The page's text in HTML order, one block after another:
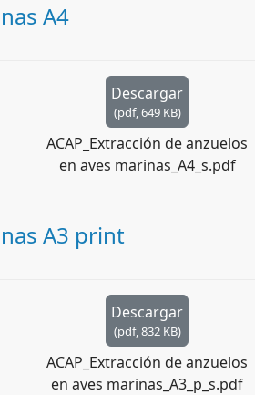
A4
Descargar
(pdf,649 KB)
ACAP_Extracción de anzuelos
en aves marinas_A4_s.pdf
A3 print
Descargar
(pdf,832 KB)
ACAP_Extracción de anzuelos
en aves marinas_A3_p_s.pdf